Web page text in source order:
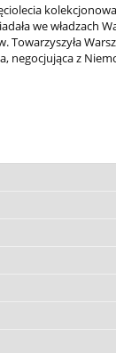
we
Towarzyszyła
negocjująca z